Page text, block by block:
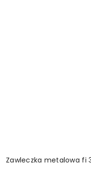
Zawleczka metalowa fi